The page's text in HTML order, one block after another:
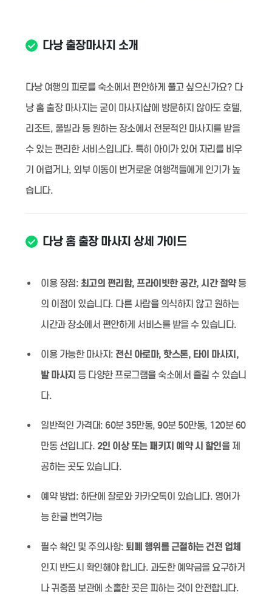
다낭 출장마사지 소개
다낭 여행의 피로를 숙소에서 편안하게 풀고 싶으신가요? 다
낭 홈 출장 마사지는 굳이 마사지샵에 방문하지 않아도 호텔,
리조트, 풀빌라 등 원하는 장소에서 전문적인 마사지를 받을
수 있는 편리한 서비스입니다. 특히 아이가 있어 자리를 비우
기 어렵거나, 외부 이동이 번거로운 여행객들에게 인기가 높
습니다.
다낭 홈 출장 마사지 상세 가이드
이용 장점: 최고의 편리함, 프라이빗한 공간, 시간 절약등
의 이점이 있습니다. 다른 사람을 의식하지 않고 원하는
시간과 장소에서 편안하게 서비스를 받을 수 있습니다.
이용 가능한 마사지: 전신 아로마, 핫스톤, 타이 마사지,
발 마사지 등 다양한 프로그램을 숙소에서 즐길 수 있습니
다.
일반적인 가격대: 60분 35만동, 90분 50만동, 120분 60
만동 선입니다. 2인 이상 또는 패키지 예약 시 할인을 제
공하는 곳도 있습니다.
예약 방법: 하단에 잘로와 카카오톡이 있습니다. 영어가
능 한글 번역가능
필수 확인 및 주의사항: 퇴폐 행위를 근절하는 건전 업체
인지 반드시 확인해야 합니다. 과도한 예약금을 요구하거
나 귀중품 보관에 소홀한 곳은 피하는 것이 안전합니다.